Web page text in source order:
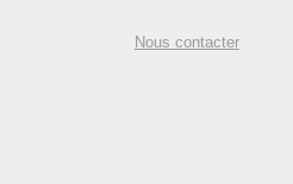
Nous contacter